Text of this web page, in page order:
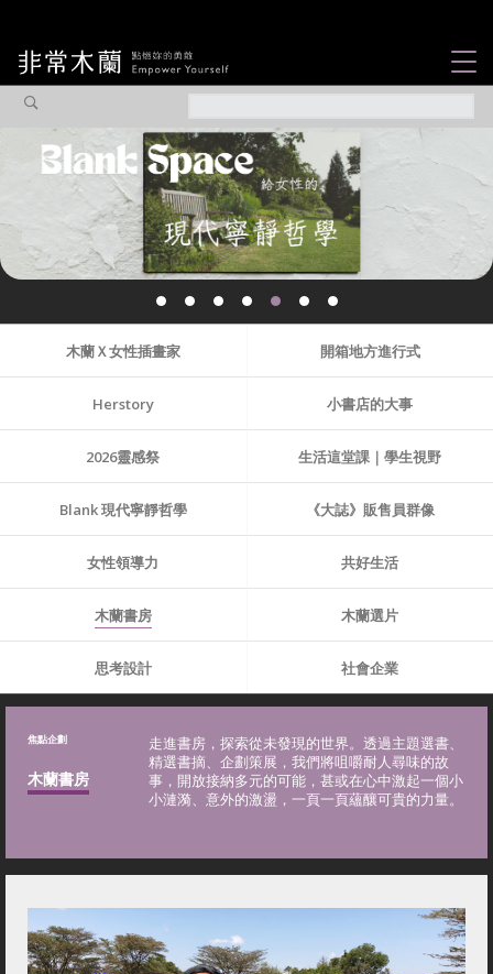
觀點專欄
焦點企劃
社會企業
認識我們
木蘭Ｘ女性插畫家 開箱地方進行式
Herstory 小書店的大事
2026靈感祭 生活這堂課｜學生視野
Blank 現代寧靜哲學 《大誌》販售員群像
女性領導力 共好生活
木蘭書房 木蘭選片
思考設計 社會企業
焦點企劃
木蘭書房
走進書房，探索從未發現的世界。透過主題選書、
精選書摘、企劃策展，我們將咀嚼耐人尋味的故
事，開放接納多元的可能，甚或在心中激起一個小
小漣漪、意外的激盪，一頁一頁蘊釀可貴的力量。